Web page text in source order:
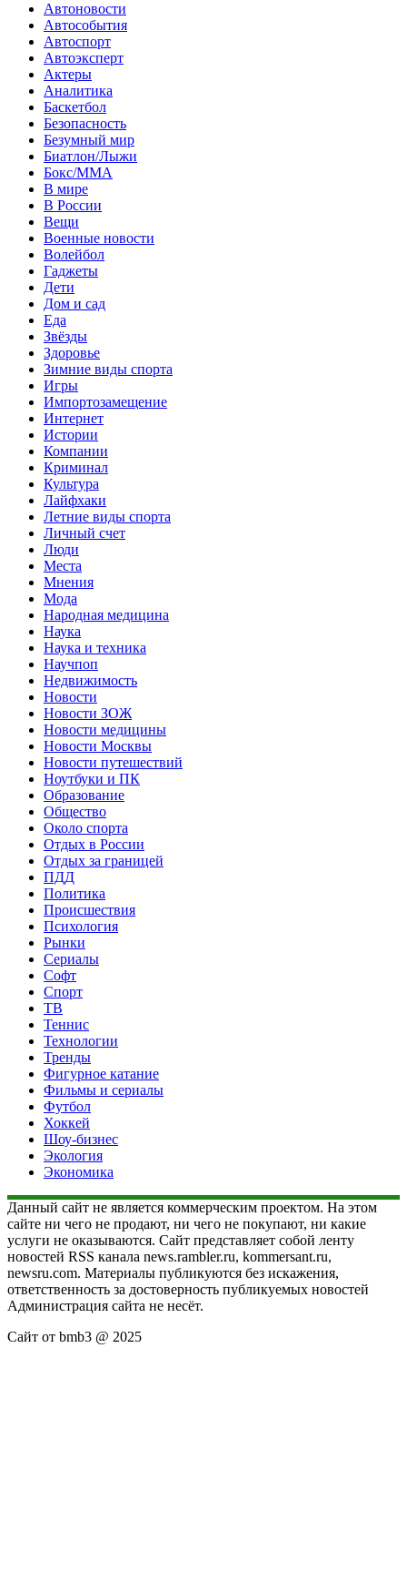
Автоновости
Автособытия
Автоспорт
Автоэксперт
Актеры
Аналитика
Баскетбол
Безопасность
Безумный мир
Биатлон/Лыжи
Бокс/MMA
В мире
В России
Вещи
Военные новости
Волейбол
Гаджеты
Дети
Дом и сад
Еда
Звёзды
Здоровье
Зимние виды спорта
Игры
Импортозамещение
Интернет
Истории
Компании
Криминал
Культура
Лайфхаки
Летние виды спорта
Личный счет
Люди
Места
Мнения
Мода
Народная медицина
Наука
Наука и техника
Научпоп
Недвижимость
Новости
Новости ЗОЖ
Новости медицины
Новости Москвы
Новости путешествий
Ноутбуки и ПК
Образование
Общество
Около спорта
Отдых в России
Отдых за границей
ПДД
Политика
Происшествия
Психология
Рынки
Сериалы
Софт
Спорт
ТВ
Теннис
Технологии
Тренды
Фигурное катание
Фильмы и сериалы
Футбол
Хоккей
Шоу-бизнес
Экология
Экономика
Данный сайт не является коммерческим проектом. На этом
сайте ни чего не продают, ни чего не покупают, ни какие
услуги не оказываются. Сайт представляет собой ленту
новостей RSS канала news.rambler.ru, kommersant.ru,
newsru.com. Материалы публикуются без искажения,
ответственность за достоверность публикуемых новостей
Администрация сайта не несёт.
Сайт от bmb3 @ 2025